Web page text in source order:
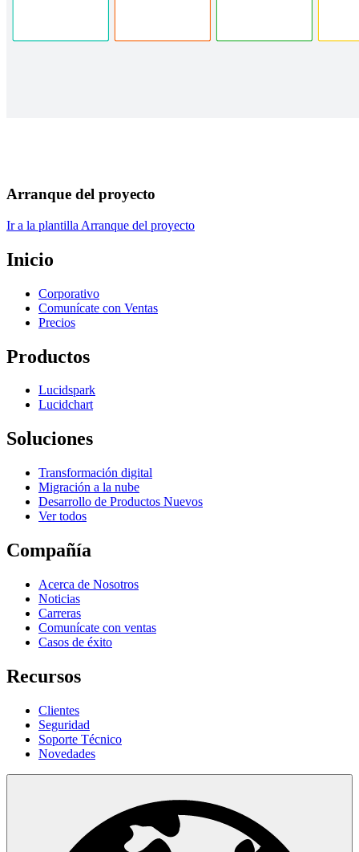
Arranque del proyecto
Ir a la plantilla Arranque del proyecto
Inicio
Corporativo
Comunícate con Ventas
Precios
Productos
Lucidspark
Lucidchart
Soluciones
Transformación digital
Migración a la nube
Desarrollo de Productos Nuevos
Ver todos
Compañía
Acerca de Nosotros
Noticias
Carreras
Comunícate con ventas
Casos de éxito
Recursos
Clientes
Seguridad
Soporte Técnico
Novedades